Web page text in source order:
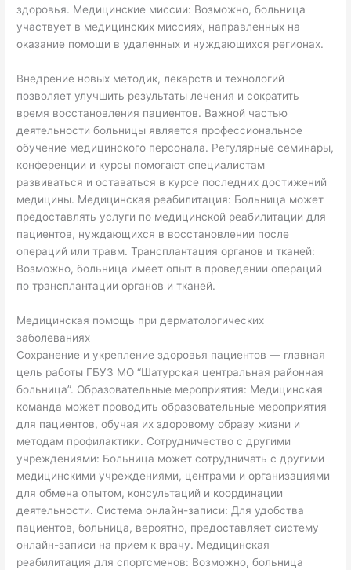
здоровья. Медицинские миссии: Возможно, больница
участвует в медицинских миссиях, направленных на
оказание помощи в удаленных и нуждающихся регионах.
Внедрение новых методик, лекарств и технологий
позволяет улучшить результаты лечения и сократить
время восстановления пациентов. Важной частью
деятельности больницы является профессиональное
обучение медицинского персонала. Регулярные семинары,
конференции и курсы помогают специалистам
развиваться и оставаться в курсе последних достижений
медицины. Медицинская реабилитация: Больница может
предоставлять услуги по медицинской реабилитации для
пациентов, нуждающихся в восстановлении после
операций или травм. Трансплантация органов и тканей:
Возможно, больница имеет опыт в проведении операций
по трансплантации органов и тканей.
Медицинская помощь при дерматологических
заболеваниях
Сохранение и укрепление здоровья пациентов — главная
цель работы ГБУЗ МО “Шатурская центральная районная
больница”. Образовательные мероприятия: Медицинская
команда может проводить образовательные мероприятия
для пациентов, обучая их здоровому образу жизни и
методам профилактики. Сотрудничество с другими
учреждениями: Больница может сотрудничать с другими
медицинскими учреждениями, центрами и организациями
для обмена опытом, консультаций и координации
деятельности. Система онлайн-записи: Для удобства
пациентов, больница, вероятно, предоставляет систему
онлайн-записи на прием к врачу. Медицинская
реабилитация для спортсменов: Возможно, больница